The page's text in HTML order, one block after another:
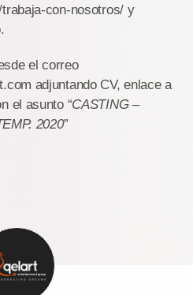
con-nosotros/ y
el correo
adjuntando CV, enlace a
el asunto “CASTING –
2020”